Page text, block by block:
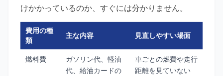
けかかっているのか、すぐには分かりません。
費用の種
類
主な内容 見直しやすい場面
燃料費
ガソリン代、軽油
代、給油カードの
車ごとの燃費や走行
距離を見ていない